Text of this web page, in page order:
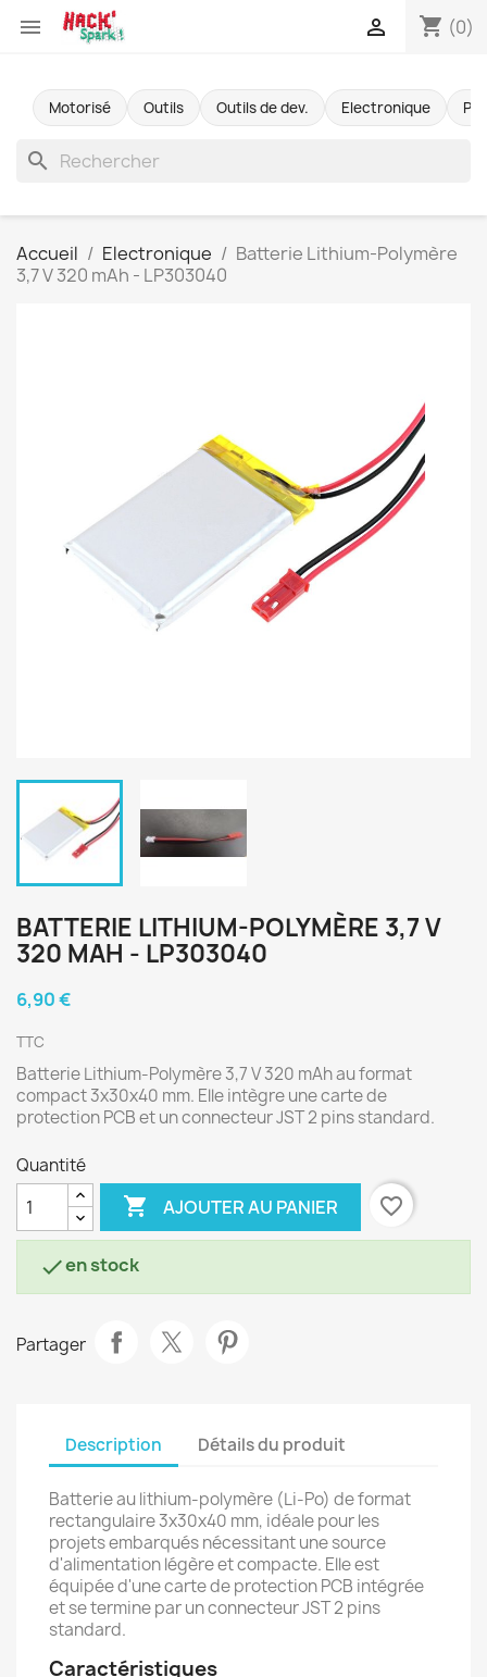
 shopping_cart (0)

Motorisé Outils Outils de dev. Electronique
search
Accueil Electronique
Batterie Lithium-Polymère
3,7 V 320 mAh - LP303040
BATTERIE LITHIUM-POLYMÈRE 3,7 V
320 MAH - LP303040
6,90 €
TTC
Batterie Lithium-Polymère 3,7 V 320 mAh au format
compact 3x30x40 mm. Elle intègre une carte de
protection PCB et un connecteur JST 2 pins standard.
Quantité
 AJOUTER AU PANIER favorite_border
en stock
Partager
Description Détails du produit
Batterie au lithium-polymère (Li-Po) de format
rectangulaire 3x30x40 mm, idéale pour les
projets embarqués nécessitant une source
d'alimentation légère et compacte. Elle est
équipée d'une carte de protection PCB intégrée
et se termine par un connecteur JST 2 pins
standard.
Caractéristiques